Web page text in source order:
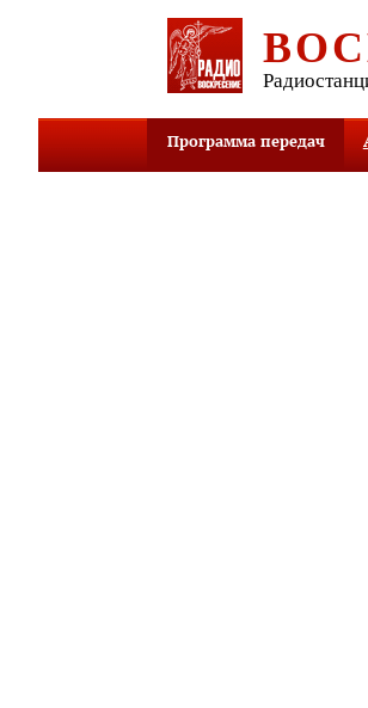
Программа передач